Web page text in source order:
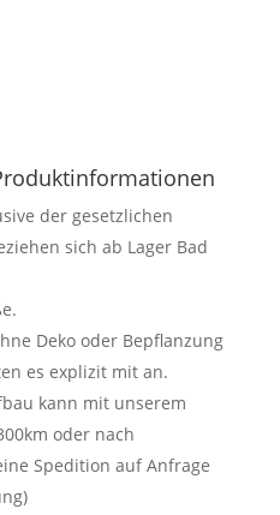
der gesetzlichen
sich ab Lager Bad
Deko oder Bepflanzung
es explizit mit an.
kann mit unserem
oder nach
Spedition auf Anfrage